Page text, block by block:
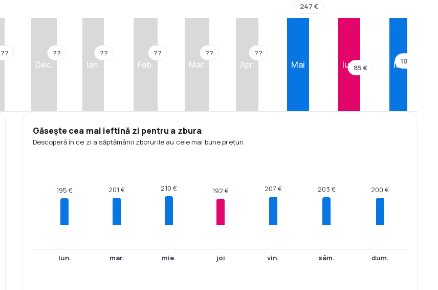
??
Dec.
??
Ian.
??
Feb.
??
Mar.
??
Apr.
??
Mai
247 €
Iun.85 € Iul.103 €
Găsește cea mai ieftină zi pentru a zbura
Descoperă în ce zi a săptămânii zborurile au cele mai bune prețuri
195 €
lun.
201 €
mar.
210 €
mie.
192 €
joi
207 €
vin.
203 €
sâm.
200 €
dum.